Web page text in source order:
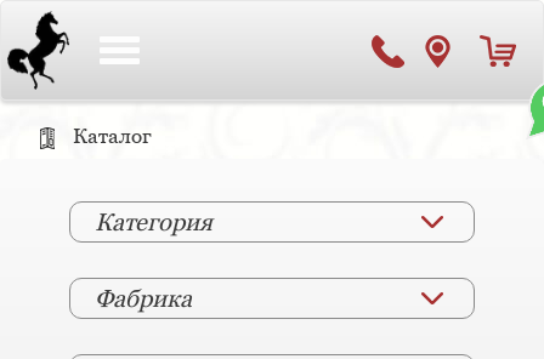
Каталог
Категория
Фабрика